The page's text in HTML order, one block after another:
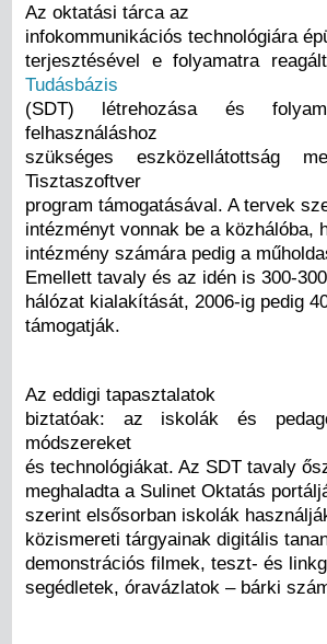
Az oktatási tárca az
infokommunikációs technológiára
terjesztésével e folyamatra
Tudásbázis
(SDT) létrehozása és
felhasználáshoz
szükséges eszközellátottság
Tisztaszoftver
program támogatásával. A tervek
intézményt vonnak be a közhálóba,
intézmény számára pedig a
Emellett tavaly és az idén is 300-
hálózat kialakítását, 2006-ig pedig
támogatják.
Az eddigi tapasztalatok
biztatóak: az iskolák és
módszereket
és technológiákat. Az SDT tavaly
meghaladta a Sulinet Oktatás
szerint elsősorban iskolák
közismereti tárgyainak digitális
demonstrációs filmek, teszt- és
segédletek, óravázlatok – bárki